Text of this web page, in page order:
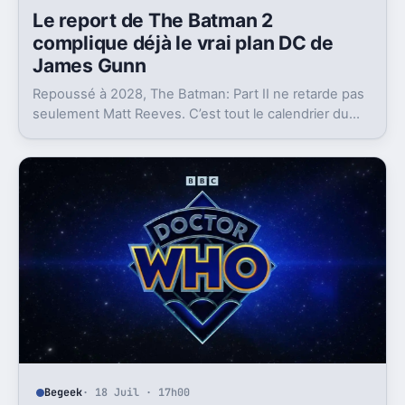
Le report de The Batman 2
complique déjà le vrai plan DC de
James Gunn
Repoussé à 2028, The Batman: Part II ne retarde pas
seulement Matt Reeves. C’est tout le calendrier du
Begeek· 18 Juil · 17h00